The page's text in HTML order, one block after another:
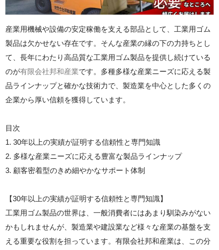
産業用機械や設備の安定稼働を支える部品として、工業用ゴム
製品は欠かせない存在です。そんな産業の縁の下の力持ちとし
て、長年にわたり高品質な工業用ゴム製品を提供し続けている
のが有限会社邦和産業です。多種多様な産業ニーズに応える製
品ラインナップと確かな技術力で、製造業を中心とした多くの
企業から厚い信頼を獲得しています。
目次
1. 30年以上の実績が証明する信頼性と専門知識
2. 多様な産業ニーズに応える豊富な製品ラインナップ
3. 顧客密着型のきめ細やかなサポート体制
【30年以上の実績が証明する信頼性と専門知識】
工業用ゴム製品の世界は、一般消費者にはあまり馴染みがない
かもしれませんが、製造業や建設業など様々な産業の基盤を支
える重要な役割を担っています。有限会社邦和産業は、この分